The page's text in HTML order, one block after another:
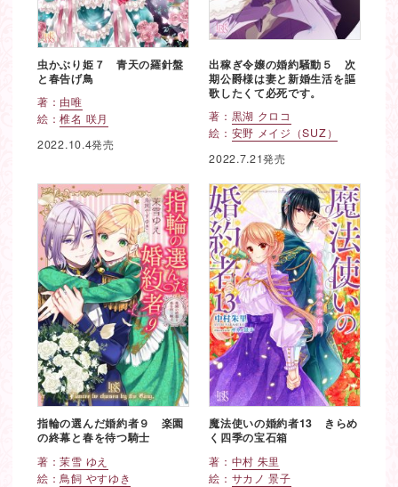
虫かぶり姫７ 青天の羅針盤
と春告げ鳥
著： 由唯
絵：椎名 咲月
2022.10.4発売
出稼ぎ令嬢の婚約騒動５ 次
期公爵様は妻と新婚生活を謳
歌したくて必死です。
著： 黒湖 クロコ
絵： 安野 メイジ（SUZ）
2022.7.21発売
指輪の選んだ婚約者９ 楽園
の終幕と春を待つ騎士
著：茉雪 ゆえ
絵：鳥飼 やすゆき
魔法使いの婚約者13 きらめ
く四季の宝石箱
著： 中村 朱里
絵： サカノ 景子